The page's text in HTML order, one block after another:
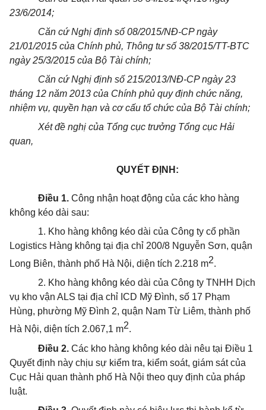
23/6/2014;
Căn cứ Nghị định số 08/2015/NĐ-CP ngày
21/01/2015 của Chính phủ, Thông tư số 38/2015/TT-BTC
ngày 25/3/2015 của Bộ Tài chính;
Căn cứ Nghị định số 215/2013/NĐ-CP ngày 23
tháng 12 năm 2013 của Chính phủ quy định chức năng,
nhiệm vụ, quyền hạn và cơ cấu tổ chức của Bộ Tài chính;
Xét đề nghị của Tổng cục trưởng Tổng cục Hải
quan,
QUYẾT ĐỊNH:
Điều 1. Công nhận hoạt động của các kho hàng
không kéo dài sau:
1. Kho hàng không kéo dài của Công ty cổ phần
Logistics Hàng không tại địa chỉ 200/8 Nguyễn Sơn, quận
Long Biên, thành phố Hà Nội, diện tích 2.218 m2.
2. Kho hàng không kéo dài của Công ty TNHH Dịch
vụ kho vận ALS tại địa chỉ ICD Mỹ Đình, số 17 Phạm
Hùng, phường Mỹ Đình 2, quận Nam Từ Liêm, thành phố
Hà Nội, diện tích 2.067,1 m2.
Điều 2. Các kho hàng không kéo dài nêu tại Điều 1
Quyết định này chịu sự kiểm tra, kiểm soát, giám sát của
Cục Hải quan thành phố Hà Nội theo quy định của pháp
luật.